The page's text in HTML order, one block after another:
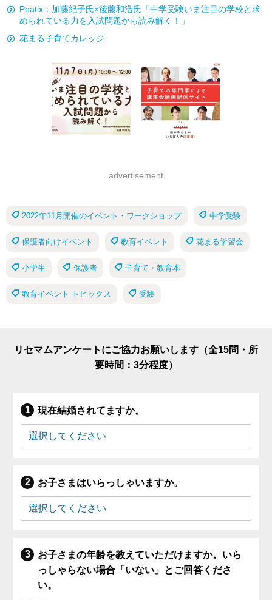
Peatix：加藤紀子氏×後藤和浩氏「中学受験いま注目の学校と求
められている力を入試問題から読み解く！」
花まる子育てカレッジ
advertisement
2022年11月開催のイベント・ワークショップ 中学受験
保護者向けイベント 教育イベント 花まる学習会
小学生 保護者 子育て・教育本
教育イベント トピックス 受験
リセマムアンケートにご協力お願いします（全15問・所
要時間：3分程度）
現在結婚されてますか。
お子さまはいらっしゃいますか。
お子さまの年齢を教えていただけますか。いら
っしゃらない場合「いない」とご回答くださ
い。